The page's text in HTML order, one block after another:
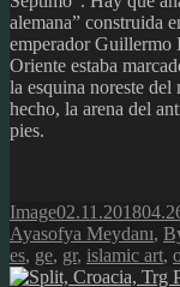
alemana” construida
emperador Guillermo
Oriente estaba
la esquina noreste del
hecho, la arena del
pies.
Format
ImagePosted
on
02.11.2018
Ayasofya Meydanı,
es, ge, gr, islamic art,